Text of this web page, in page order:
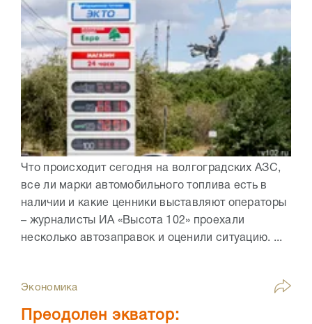
Что происходит сегодня на волгоградских АЗС,
все ли марки автомобильного топлива есть в
наличии и какие ценники выставляют операторы
– журналисты ИА «Высота 102» проехали
несколько автозаправок и оценили ситуацию. ...
Экономика
Преодолен экватор: